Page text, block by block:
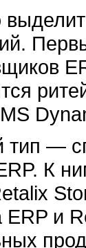
тип —
К
ERP и